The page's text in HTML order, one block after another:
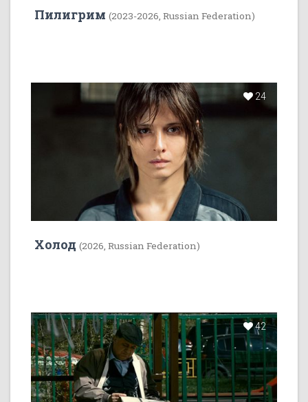
Пилигрим (2023-2026, Russian Federation)
24
Холод (2026, Russian Federation)
42